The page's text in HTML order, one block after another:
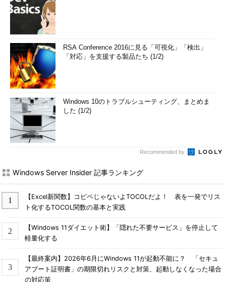
RSA Conference 2016に見る「可視化」「検出」
「対応」を支援する製品たち (1/2)
Windows 10のトラブルシューティング、まとめま
した (1/2)
Recommended by
Windows Server Insider 記事ランキング
【Excel新関数】コピペじゃないよTOCOLだよ！ 表を一発でリス
ト化するTOCOL関数の基本と実践
【Windows 11ダイエット術】「隠れた不要サービス」を停止して
軽量化する
【最終案内】2026年6月にWindows 11が起動不能に？ 「セキュ
アブート証明書」の期限切れリスクと対策、起動しなくなった場合
の対応策